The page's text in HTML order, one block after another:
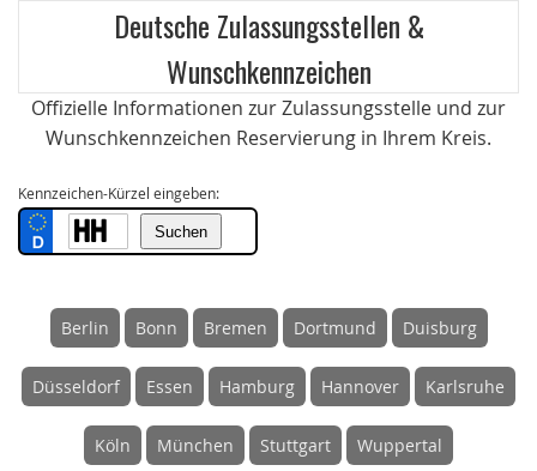
Deutsche Zulassungsstellen &
Wunschkennzeichen
Offizielle Informationen zur Zulassungsstelle und zur
Wunschkennzeichen Reservierung in Ihrem Kreis.
Kennzeichen-Kürzel eingeben:
Berlin Bonn Bremen Dortmund Duisburg
Düsseldorf Essen Hamburg Hannover Karlsruhe
Köln München Stuttgart Wuppertal